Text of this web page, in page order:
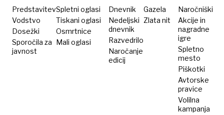
Predstavitev
Vodstvo
Dosežki
Sporočila za
javnost
Spletni oglasi
Tiskani oglasi
Osmrtnice
Mali oglasi
Dnevnik
Nedeljski
dnevnik
Razvedrilo
Naročanje
edicij
Gazela
Zlata nit
Naročniški
Akcije in
nagradne
igre
Spletno
mesto
Piškotki
Avtorske
pravice
Volilna
kampanja